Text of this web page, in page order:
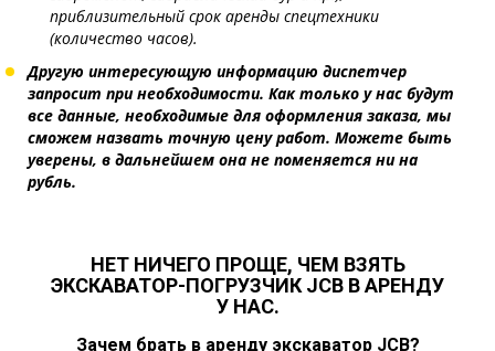
приблизительный срок аренды спецтехники
(количество часов).
Другую интересующую информацию диспетчер
запросит при необходимости. Как только у нас будут
все данные, необходимые для оформления заказа, мы
сможем назвать точную цену работ. Можете быть
уверены, в дальнейшем она не поменяется ни на
рубль.
НЕТ НИЧЕГО ПРОЩЕ, ЧЕМ ВЗЯТЬ
ЭКСКАВАТОР-ПОГРУЗЧИК JCB В АРЕНДУ
У НАС.
Зачем брать в аренду экскаватор JCB?